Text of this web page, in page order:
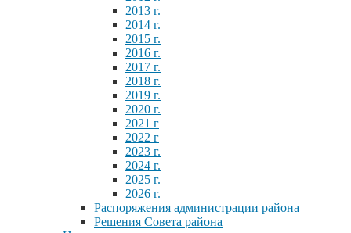
2013 г.
2014 г.
2015 г.
2016 г.
2017 г.
2018 г.
2019 г.
2020 г.
2021 г
2022 г
2023 г.
2024 г.
2025 г.
2026 г.
Распоряжения администрации района
Решения Совета района